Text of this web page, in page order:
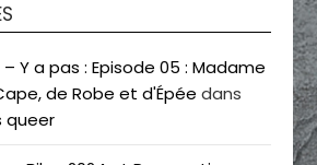
– Y a pas : Episode 05 : Madame
de Robe et d'Épée dans
queer